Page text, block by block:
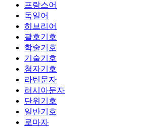
프랑스어
독일어
히브리어
괄호기호
학술기호
기술기호
첨자기호
라틴문자
러시아문자
단위기호
일반기호
로마자